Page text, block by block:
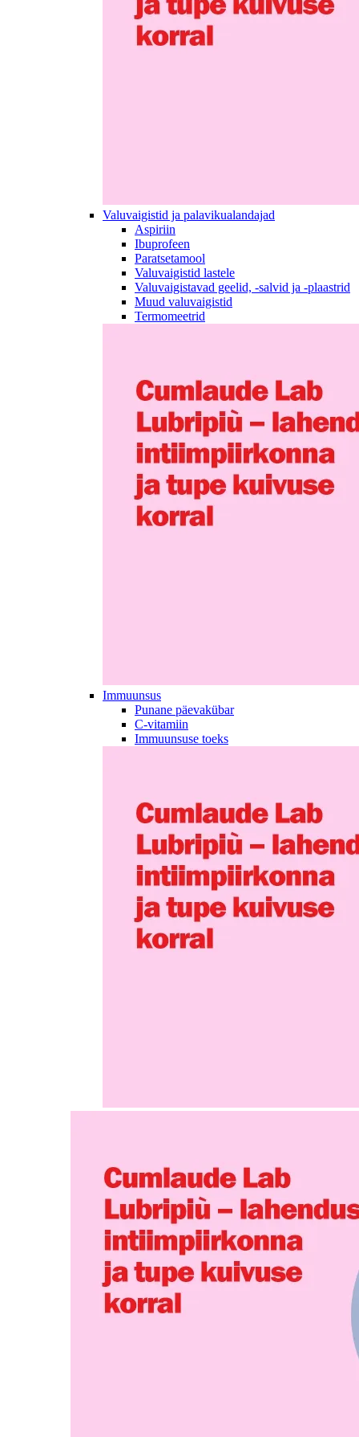
Valuvaigistid ja palavikualandajad
Aspiriin
Ibuprofeen
Paratsetamool
Valuvaigistid lastele
Valuvaigistavad geelid, -salvid ja -plaastrid
Muud valuvaigistid
Termomeetrid
Immuunsus
Punane päevakübar
C-vitamiin
Immuunsuse toeks